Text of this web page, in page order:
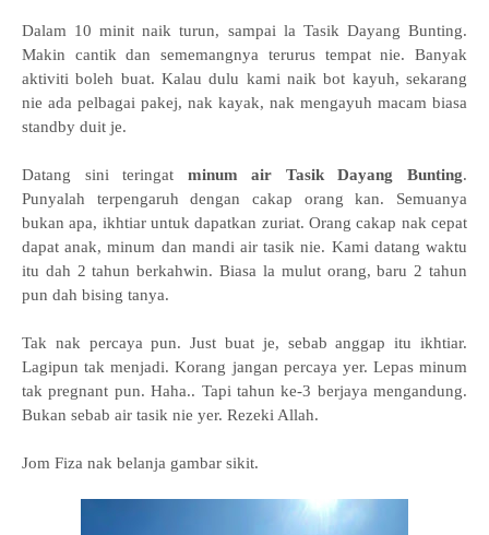
Dalam 10 minit naik turun, sampai la Tasik Dayang Bunting.
Makin cantik dan sememangnya terurus tempat nie. Banyak
aktiviti boleh buat. Kalau dulu kami naik bot kayuh, sekarang
nie ada pelbagai pakej, nak kayak, nak mengayuh macam biasa
standby duit je.
Datang sini teringat minum air Tasik Dayang Bunting.
Punyalah terpengaruh dengan cakap orang kan. Semuanya
bukan apa, ikhtiar untuk dapatkan zuriat. Orang cakap nak cepat
dapat anak, minum dan mandi air tasik nie. Kami datang waktu
itu dah 2 tahun berkahwin. Biasa la mulut orang, baru 2 tahun
pun dah bising tanya.
Tak nak percaya pun. Just buat je, sebab anggap itu ikhtiar.
Lagipun tak menjadi. Korang jangan percaya yer. Lepas minum
tak pregnant pun. Haha.. Tapi tahun ke-3 berjaya mengandung.
Bukan sebab air tasik nie yer. Rezeki Allah.
Jom Fiza nak belanja gambar sikit.